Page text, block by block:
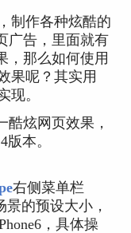
制作各种炫酷的
广告，里面就有
，那么如何使用
果呢？其实用
现。
酷炫网页效果，
本。
右侧菜单栏
的预设大小，
，具体操